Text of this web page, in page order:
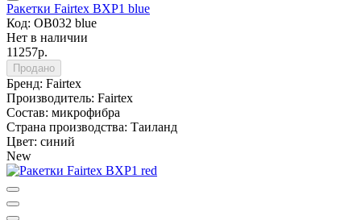
Ракетки Fairtex BXP1 blue
Код: OB032 blue
Нет в наличии
11257р.
Продано
Бренд: Fairtex
Производитель: Fairtex
Состав: микрофибра
Страна производства: Таиланд
Цвет: синий
New